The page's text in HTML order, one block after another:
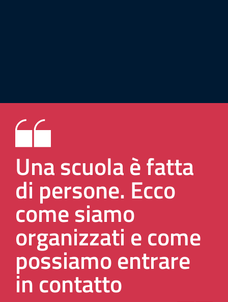
Una scuola è fatta
di persone. Ecco
come siamo
organizzati e come
possiamo entrare
in contatto